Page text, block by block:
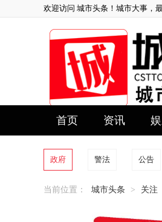
欢迎访问 城市头条！城市大事，
首页 资讯
政府 警法 公告
当前位置： 城市头条 > 关注